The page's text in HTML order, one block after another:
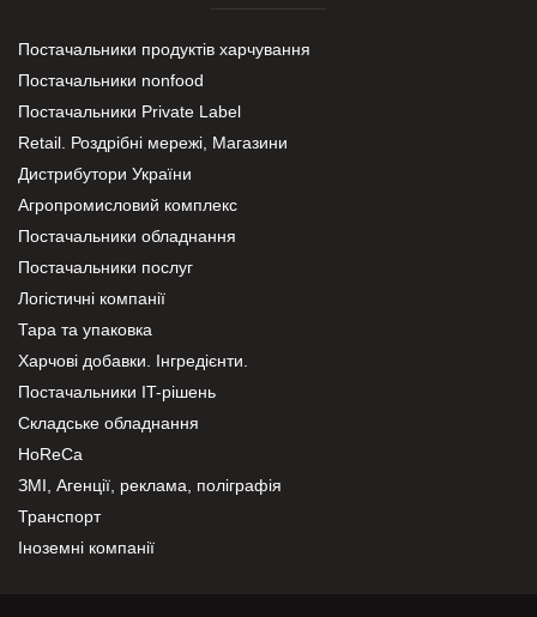
Постачальники продуктів харчування
Постачальники nonfood
Постачальники Private Label
Retail. Роздрібні мережі, Магазини
Дистрибутори України
Агропромисловий комплекс
Постачальники обладнання
Постачальники послуг
Логістичні компанії
Тара та упаковка
Харчові добавки. Інгредієнти.
Постачальники IT-рішень
Складське обладнання
HoReCa
ЗМІ, Агенції, реклама, поліграфія
Транспорт
Іноземні компанії